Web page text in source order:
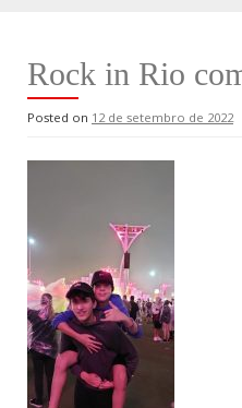
Rock in Rio
Posted on 12 de setembro de 2022